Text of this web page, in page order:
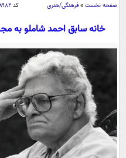
یک
صفحه نخست » فرهنگی/هنری کد
خانه سابق احمد شاملو به